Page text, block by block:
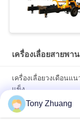
เครื่องเลื่อยสายพา
เครื่องเลื่อยวงเดือนแ
แข็ง
80HP Log Trailer พร้อ
Tony Zhuang